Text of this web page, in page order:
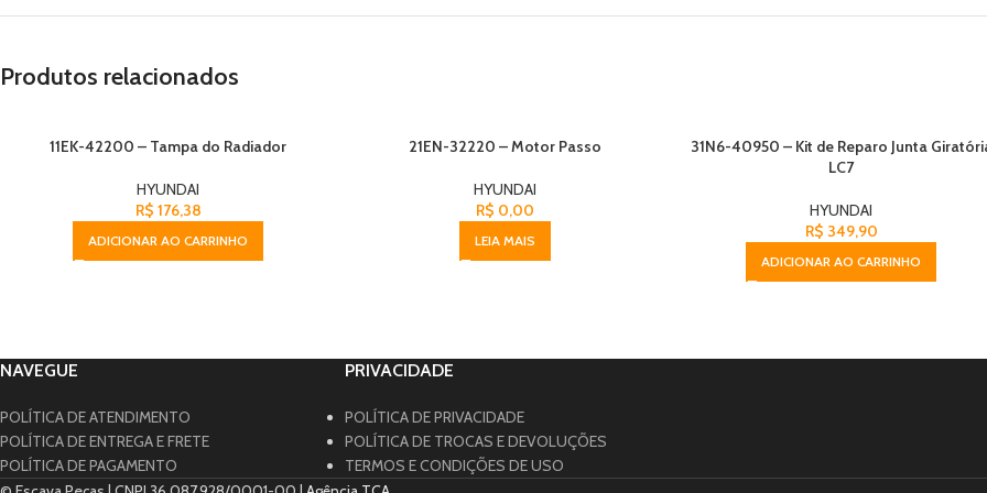
Produtos relacionados
11EK-42200 – Tampa do Radiador
HYUNDAI
R$ 176,38
ADICIONAR AO CARRINHO
21EN-32220 – Motor Passo
HYUNDAI
R$ 0,00
LEIA MAIS
31N6-40950 – Kit de Reparo Junta
LC7
HYUNDAI
R$ 349,90
ADICIONAR AO CARRINHO
NAVEGUE
POLÍTICA DE ATENDIMENTO
POLÍTICA DE ENTREGA E FRETE
POLÍTICA DE PAGAMENTO
PRIVACIDADE
POLÍTICA DE PRIVACIDADE
POLÍTICA DE TROCAS E DEVOLUÇÕES
TERMOS E CONDIÇÕES DE USO